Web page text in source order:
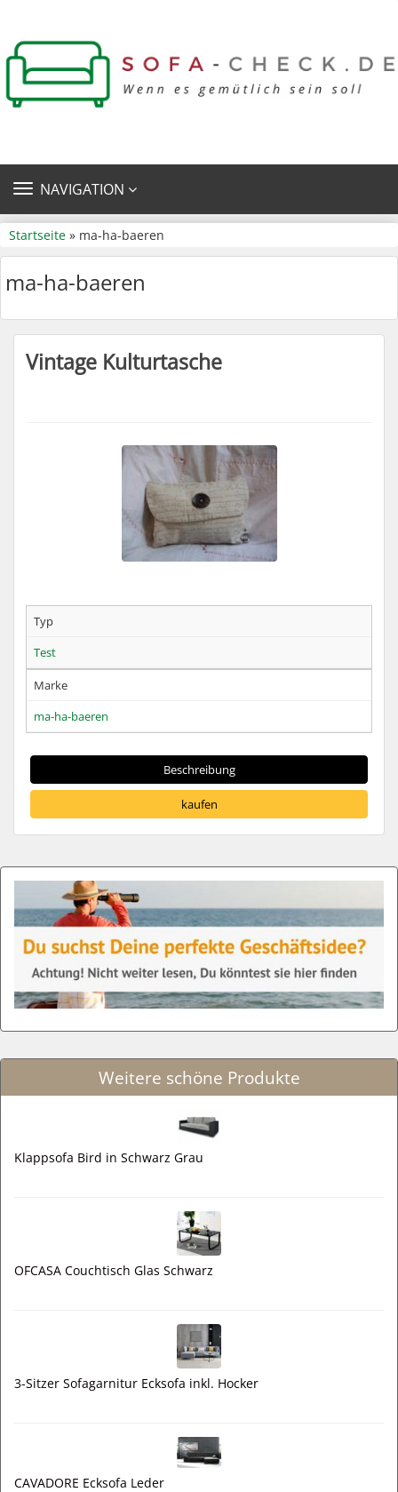
TOGGLE
NAVIGATION
Startseite » ma-ha-baeren
ma-ha-baeren
Vintage Kulturtasche
Typ
Test
Marke
ma-ha-baeren
Beschreibung
kaufen
Weitere schöne Produkte
Klappsofa Bird in Schwarz Grau
OFCASA Couchtisch Glas Schwarz
3-Sitzer Sofagarnitur Ecksofa inkl. Hocker
CAVADORE Ecksofa Leder